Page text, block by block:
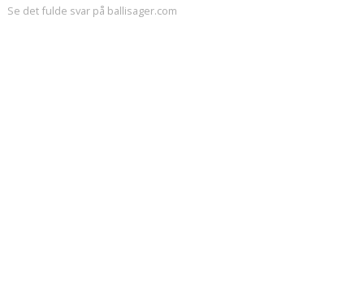
Se det fulde svar på ballisager.com